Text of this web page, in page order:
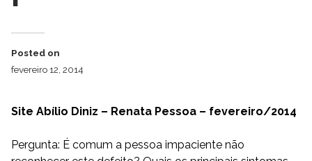
Posted on
fevereiro 12, 2014
Site Abílio Diniz – Renata Pessoa – fevereiro/2014
Pergunta: É comum a pessoa impaciente não